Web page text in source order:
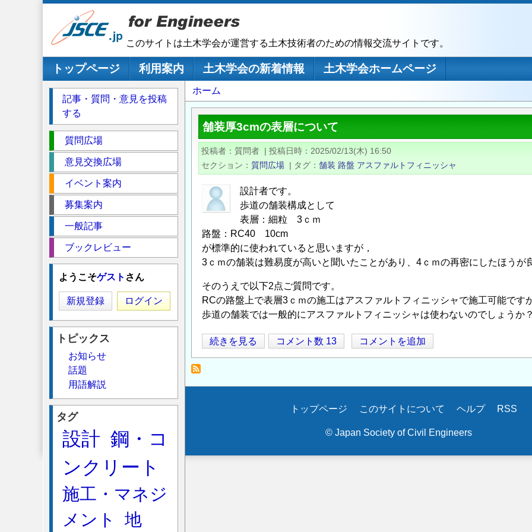
このサイトは土木学会が運営する土木技術者のための情報交流サイトです。
メインナビゲーション
トップページ 利用案内 土木学会の新着情報
土木学会ホームページ
パ
ン
く
ず
ホーム
舗装厚3cmの表層について
投稿者 質問者 | 投稿日時
2025/02/13(木) 16:50
セクション
質問広場 | タグ 舗装 路盤 アスファルトフィニッシャ
設計者です。
歩道の舗装構成として
表層：細粒 3ｃｍ
路盤：RC40 10cm
が標準的に使われていると思いますが，
3ｃｍの舗装は難易度が高いと聞いたことがあり、4ｃｍの再密にしたほうが
そのうえで以下2点ご質問です。
RCの路盤上で表層3ｃｍの施工はアスファルトフィニッシャで施工可能です
歩道の舗装では一般的にアスファルトフィニッシャは使わないのでしょうか？
舗
装
3cm
続きを見る コメント数 13 コメントを追加
記事・質問・意見を投稿
する
ク
シ
質問広場
意見交換広場
イベント案内
募集案内
一般記事
ブックレビュー
ようこそゲスト さん
新規登録 ログイン
トピックス
お知らせ
話題
用語解説
タグ
設計 鋼・コ
ンクリート
施工・マネジ
メント
地
Secondary
menu
トップページ このサイトについて ヘルプ RSS
© Japan Society of Civil Engineers